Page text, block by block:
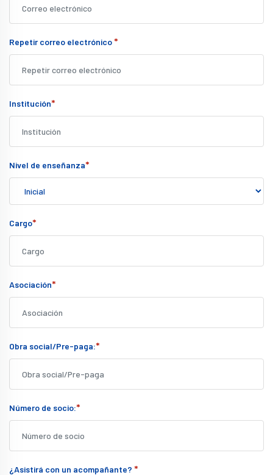
Repetir correo electrónico*
Institución*
Nivel de enseñanza*
Cargo*
Asociación*
Obra social/Pre-paga:*
Número de socio:*
¿Asistirá con un acompañante? *